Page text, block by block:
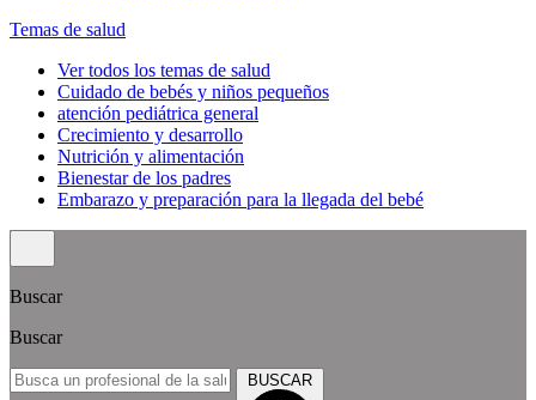
Temas de salud
Ver todos los temas de salud
Cuidado de bebés y niños pequeños
atención pediátrica general
Crecimiento y desarrollo
Nutrición y alimentación
Bienestar de los padres
Embarazo y preparación para la llegada del bebé
Buscar
Buscar
BUSCAR